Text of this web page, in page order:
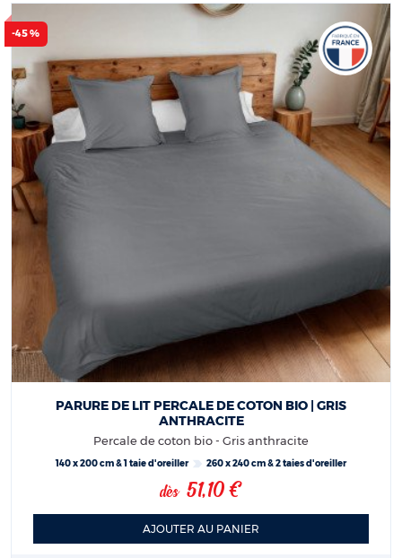
-45 %
PARURE DE LIT PERCALE DE COTON BIO | GRIS
ANTHRACITE
Percale de coton bio - Gris anthracite
140 x 200 cm & 1 taie d'oreiller 260 x 240 cm & 2 taies d'oreiller
dès 51,10 €
AJOUTER AU PANIER